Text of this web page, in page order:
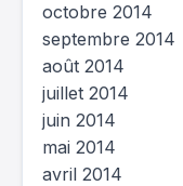
octobre 2014
septembre 2014
août 2014
juillet 2014
juin 2014
mai 2014
avril 2014